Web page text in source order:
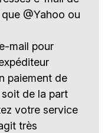
@Yahoo ou
mail pour
paiement de
de la part
votre service
très